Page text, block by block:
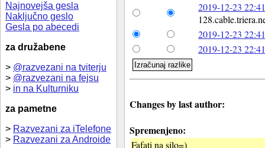
Najnovejša gesla
Naključno geslo
Gesla po abecedi
za družabene
> @razvezani na tviterju
> @razvezani na fejsu
> in na Kulturniku
za pametne
> Razvezani za iTelefone
> Razvezani za Androide
2019-12-23
2019-12-23
2019-12-23
Changes by last author:
Spremenjeno:
Fafati na silo=)